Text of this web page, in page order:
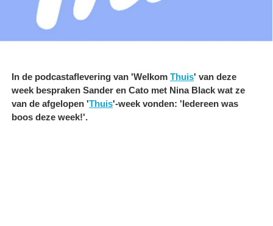
In de podcastaflevering van 'Welkom Thuis' van deze
week bespraken Sander en Cato met Nina Black wat ze
van de afgelopen 'Thuis'-week vonden: 'Iedereen was
boos deze week!'.